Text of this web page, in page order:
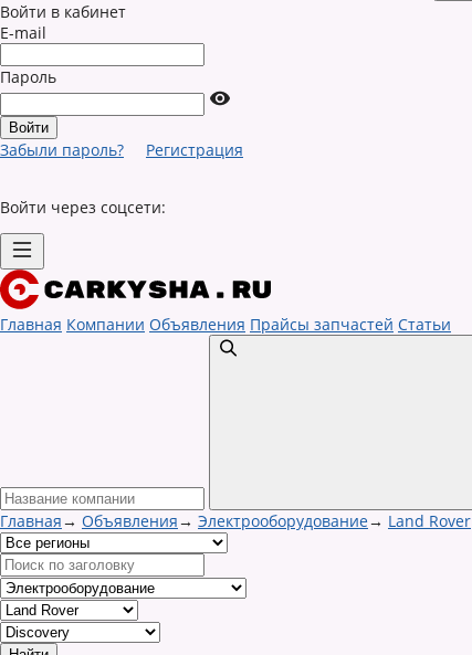
Войти в кабинет
E-mail
Пароль
Забыли пароль? Регистрация
Войти через соцсети:
Главная Компании Объявления Прайсы запчастей Статьи
Главная→ Объявления→ Электрооборудование→ Land Rover